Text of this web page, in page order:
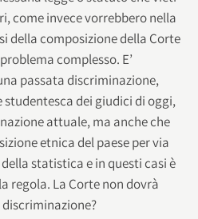
come invece vorrebbero nella
della composizione della Corte
complesso. E’
passata discriminazione,
studentesca dei giudici di oggi,
attuale, ma anche che
etnica del paese per via
statistica e in questi casi è
regola. La Corte non dovrà